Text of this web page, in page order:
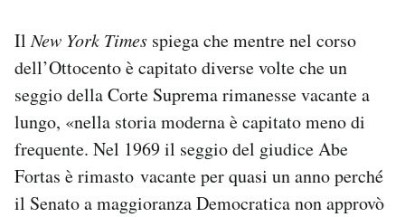
IlNew York Times spiega che mentre nel corso
dell’Ottocento è capitato diverse volte che un
seggio della Corte Suprema rimanesse vacante a
lungo, «nella storia moderna è capitato meno di
frequente. Nel 1969 il seggio del giudice Abe
Fortas è rimasto vacante per quasi un anno perché
il Senato a maggioranza Democratica non approvò